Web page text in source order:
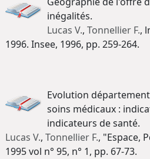
inégalités.
Lucas V., Tonnellier F.,
1996. Insee, 1996, pp. 259-264.
Evolution
soins médicaux :
indicateurs de santé.
Lucas V., Tonnellier F., "Espace,
1995 vol n° 95, n° 1, pp. 67-73.